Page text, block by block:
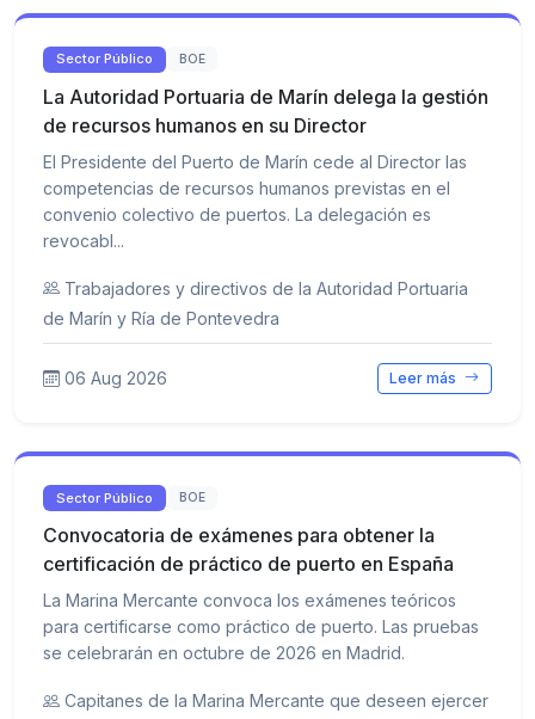
Sector Público BOE
La Autoridad Portuaria de Marín delega la gestión
de recursos humanos en su Director
El Presidente del Puerto de Marín cede al Director las
competencias de recursos humanos previstas en el
convenio colectivo de puertos. La delegación es
revocabl...
Trabajadores y directivos de la Autoridad Portuaria
de Marín y Ría de Pontevedra
06 Aug 2026 Leer más
Sector Público BOE
Convocatoria de exámenes para obtener la
certificación de práctico de puerto en España
La Marina Mercante convoca los exámenes teóricos
para certificarse como práctico de puerto. Las pruebas
se celebrarán en octubre de 2026 en Madrid.
Capitanes de la Marina Mercante que deseen ejercer